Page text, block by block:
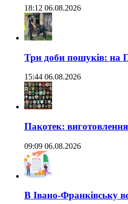
18:12 06.08.2026
Три доби пошуків: на
15:44 06.08.2026
Пакотек:
09:09 06.08.2026
В Івано-Франківську